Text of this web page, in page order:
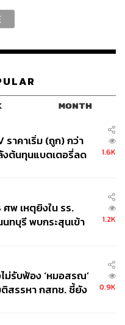
พ้กัน เริ่มที่เมนู Croffle ที่
อย่างสวยงามออกมาเป็น
MONTH
ราคาเริ่ม (ถูก) กว่า
งต้นทุนแบตเตอรี่ลด
1.6K
พ เหตุยิงใน รร.
ทบุรี พบกระสุนเข้า
1.2K
ม่รับฟ้อง ‘หมอสรณ’
สรรหา กสทช. ชี้ยัง
0.9K